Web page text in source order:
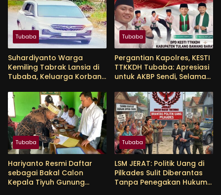
Tubaba
Suhardiyanto Warga
Kemiling Tabrak Lansia di
Tubaba, Keluarga Korban
Tubaba
Pergantian Kapolres, KESTI
TTKKDH Tubaba: Apresiasi
untuk AKBP Sendi, Selamat
Himmawan
Tubaba
Hariyanto Resmi Daftar
sebagai Bakal Calon
Kepala Tiyuh Gunung
Tubaba
LSM JERAT: Politik Uang di
Pilkades Sulit Diberantas
Tanpa Penegakan Hukum